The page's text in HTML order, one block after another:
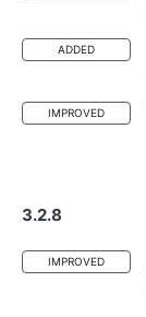
ADDED
IMPROVED
3.2.8
IMPROVED